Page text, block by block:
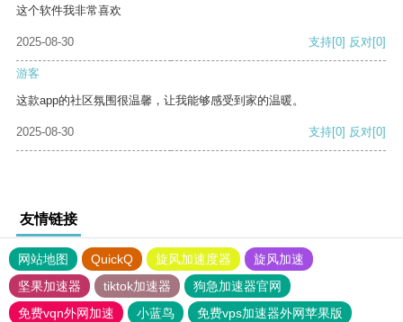
这个软件我非常喜欢
2025-08-30 支持[0] 反对[0]
游客
这款app的社区氛围很温馨，让我能够感受到家的温暖。
2025-08-30 支持[0] 反对[0]
友情链接
网站地图 QuickQ 旋风加速度器
旋风加速
坚果加速器
tiktok加速器
狗急加速器官网
免费vqn外网加速
小蓝鸟
免费vps加速器外网苹果版